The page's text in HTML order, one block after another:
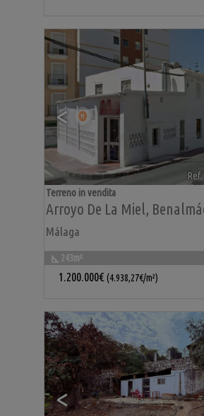
<
Arroyo De La Miel,
Málaga
Terreno in vendita
243m²
1.200.000€ (4.938,27€/m²)
<